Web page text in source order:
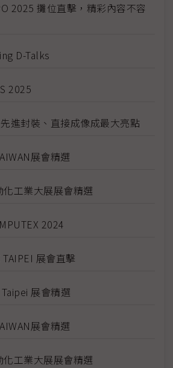
2025 攤位直擊，精彩內容不容
D-Talks
2025
進封裝、直接成像成最大亮點
展會精選
工業大展展會精選
2024
展會直擊
展會精選
展會精選
工業大展展會精選